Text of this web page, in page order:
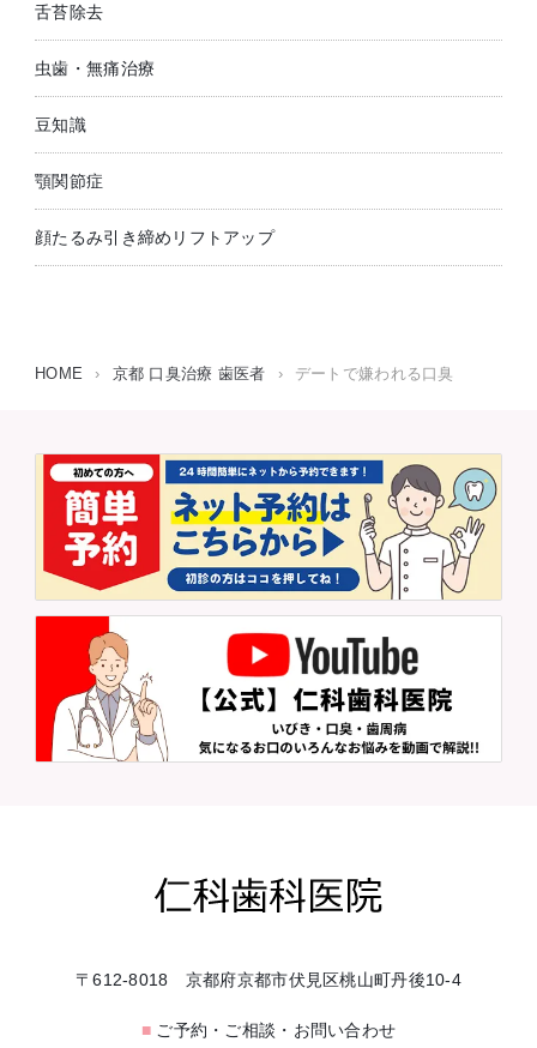
舌苔除去
虫歯・無痛治療
豆知識
顎関節症
顔たるみ引き締めリフトアップ
HOME › 京都 口臭治療 歯医者 › デートで嫌われる口臭
〒612-8018 京都府京都市伏見区桃山町丹後10-4
■ ご予約・ご相談・お問い合わせ